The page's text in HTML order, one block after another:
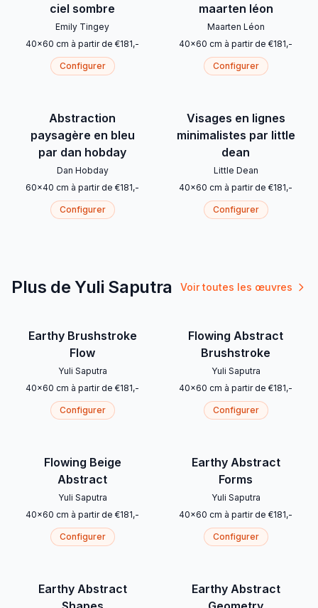
ciel sombre
Emily Tingey
40x60 cm à partir de €181,-
Configurer
maarten léon
Maarten Léon
40x60 cm à partir de €181,-
Configurer
Abstraction
paysagère en bleu
par dan hobday
Dan Hobday
60x40 cm à partir de €181,-
Configurer
Visages en lignes
minimalistes par little
dean
Little Dean
40x60 cm à partir de €181,-
Configurer
Plus de Yuli Saputra Voir toutes les œuvres
Earthy Brushstroke
Flow
Yuli Saputra
40x60 cm à partir de €181,-
Configurer
Flowing Abstract
Brushstroke
Yuli Saputra
40x60 cm à partir de €181,-
Configurer
Flowing Beige
Abstract
Yuli Saputra
40x60 cm à partir de €181,-
Configurer
Earthy Abstract
Forms
Yuli Saputra
40x60 cm à partir de €181,-
Configurer
Earthy Abstract
Earthy Abstract